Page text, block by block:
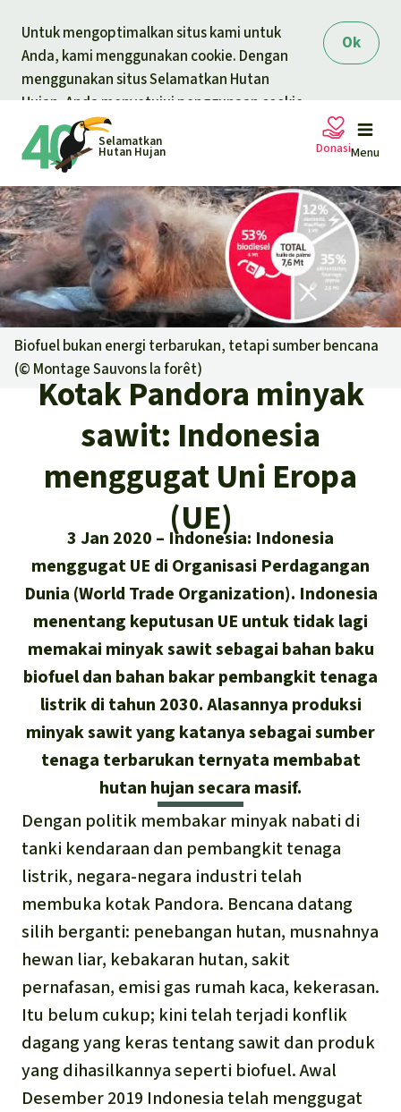
Ok
Untuk mengoptimalkan situs kami untuk
Anda, kami menggunakan cookie. Dengan
menggunakan situs Selamatkan Hutan
Hujan, Anda menyetujui penggunaan cookie.
Selamatkan
Hutan Hujan Menu
Petisi
Proyek
Topik
Topik kami
Biodiversitas
Pertambangan
Hutan Hujan
Kawasan lindung
Mobil listrik
Hak-hak Alam
Biodiesel
Minyak Sawit
Semen
Kayu tropis
Peternakan masal
Masyarakat Adat
Berita
Sukses dan Berita demi Hutan
Updates
Sukses
Cari
Indonesia
Deutsch
English
Español
Français
Italiano
Português
Donasi
Donasi umum
Donasi untuk tema
Pelindungan hewan
Hutan hujan
Donasi untuk wilayah
Asia Tenggara
Afrika
Amerika Latin
Biofuel bukan energi terbarukan, tetapi sumber bencana
(© Montage Sauvons la forêt)
Kotak Pandora minyak
sawit: Indonesia
menggugat Uni Eropa
(UE)
3 Jan 2020
Indonesia: Indonesia
menggugat UE di Organisasi Perdagangan
Dunia (World Trade Organization). Indonesia
menentang keputusan UE untuk tidak lagi
memakai minyak sawit sebagai bahan baku
biofuel dan bahan bakar pembangkit tenaga
listrik di tahun 2030. Alasannya produksi
minyak sawit yang katanya sebagai sumber
tenaga terbarukan ternyata membabat
hutan hujan secara masif.
Dengan politik membakar minyak nabati di
tanki kendaraan dan pembangkit tenaga
listrik, negara-negara industri telah
membuka kotak Pandora. Bencana datang
silih berganti: penebangan hutan, musnahnya
hewan liar, kebakaran hutan, sakit
pernafasan, emisi gas rumah kaca, kekerasan.
Itu belum cukup; kini telah terjadi konflik
dagang yang keras tentang sawit dan produk
yang dihasilkannya seperti biofuel. Awal
Desember 2019 Indonesia telah menggugat